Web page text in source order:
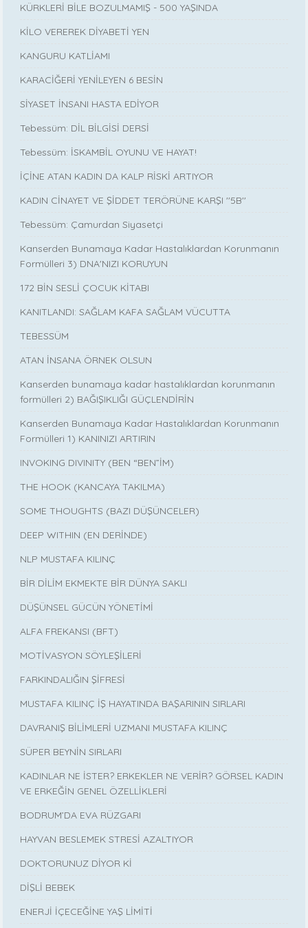
KÜRKLERİ BİLE BOZULMAMIŞ - 500 YAŞINDA
KİLO VEREREK DİYABETİ YEN
KANGURU KATLİAMI
KARACİĞERİ YENİLEYEN 6 BESİN
SİYASET İNSANI HASTA EDİYOR
Tebessüm: DİL BİLGİSİ DERSİ
Tebessüm: İSKAMBİL OYUNU VE HAYAT!
İÇİNE ATAN KADIN DA KALP RİSKİ ARTIYOR
KADIN CİNAYET VE ŞİDDET TERÖRÜNE KARŞI ''5B''
Tebessüm: Çamurdan Siyasetçi
Kanserden Bunamaya Kadar Hastalıklardan Korunmanın
Formülleri 3) DNA'NIZI KORUYUN
172 BİN SESLİ ÇOCUK KİTABI
KANITLANDI: SAĞLAM KAFA SAĞLAM VÜCUTTA
TEBESSÜM
ATAN İNSANA ÖRNEK OLSUN
Kanserden bunamaya kadar hastalıklardan korunmanın
formülleri 2) BAĞIŞIKLIĞI GÜÇLENDİRİN
Kanserden Bunamaya Kadar Hastalıklardan Korunmanın
Formülleri 1) KANINIZI ARTIRIN
INVOKING DIVINITY (BEN “BEN”İM)
THE HOOK (KANCAYA TAKILMA)
SOME THOUGHTS (BAZI DÜŞÜNCELER)
DEEP WITHIN (EN DERİNDE)
NLP MUSTAFA KILINÇ
BİR DİLİM EKMEKTE BİR DÜNYA SAKLI
DÜŞÜNSEL GÜCÜN YÖNETİMİ
ALFA FREKANSI (BFT)
MOTİVASYON SÖYLEŞİLERİ
FARKINDALIĞIN ŞİFRESİ
MUSTAFA KILINÇ İŞ HAYATINDA BAŞARININ SIRLARI
DAVRANIŞ BİLİMLERİ UZMANI MUSTAFA KILINÇ
SÜPER BEYNİN SIRLARI
KADINLAR NE İSTER? ERKEKLER NE VERİR? GÖRSEL KADIN
VE ERKEĞİN GENEL ÖZELLİKLERİ
BODRUM’DA EVA RÜZGARI
HAYVAN BESLEMEK STRESİ AZALTIYOR
DOKTORUNUZ DİYOR Kİ
DİŞLİ BEBEK
ENERJİ İÇECEĞİNE YAŞ LİMİTİ